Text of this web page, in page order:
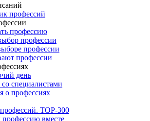
профессий
профессию
профессии
профессии
профессии
день
специалистами
о профессиях
TOP-300
вместе